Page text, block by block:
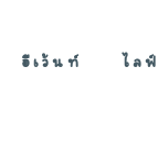
อีเว้นท์ ไล